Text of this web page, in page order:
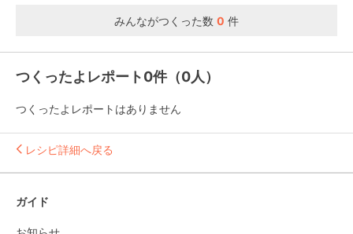
みんながつくった数 0 件
つくったよレポート0件（0人）
つくったよレポートはありません
レシピ詳細へ戻る
ガイド